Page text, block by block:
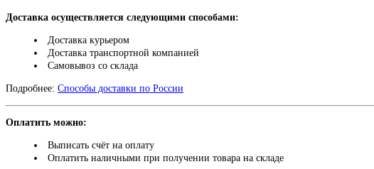
Доставка осуществляется следующими способами:
Доставка курьером
Доставка транспортной компанией
Самовывоз со склада
Подробнее: Способы доставки по России
Оплатить можно:
Выписать счёт на оплату
Оплатить наличными при получении товара на складе